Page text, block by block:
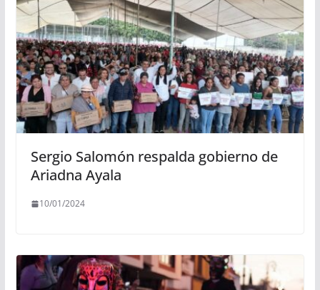
Sergio Salomón respalda gobierno de
Ariadna Ayala
10/01/2024